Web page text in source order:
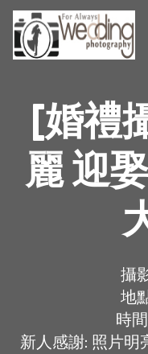
[婚禮
麗 迎
攝
地
時
新人感謝: 照片明